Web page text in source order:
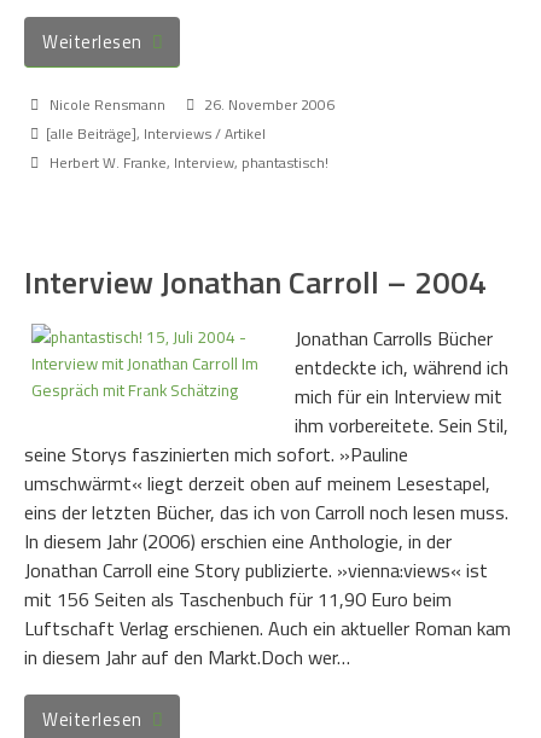
Weiterlesen
Nicole Rensmann
26. November 2006
[alle Beiträge], Interviews / Artikel
Herbert W. Franke, Interview, phantastisch!
Interview Jonathan Carroll – 2004
Jonathan Carrolls Bücher
entdeckte ich, während ich
mich für ein Interview mit
ihm vorbereitete. Sein Stil,
seine Storys faszinierten mich sofort. »Pauline
umschwärmt« liegt derzeit oben auf meinem Lesestapel,
eins der letzten Bücher, das ich von Carroll noch lesen muss.
In diesem Jahr (2006) erschien eine Anthologie, in der
Jonathan Carroll eine Story publizierte. »vienna:views« ist
mit 156 Seiten als Taschenbuch für 11,90 Euro beim
Luftschaft Verlag erschienen. Auch ein aktueller Roman kam
in diesem Jahr auf den Markt.Doch wer…
Weiterlesen